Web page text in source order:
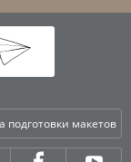
подготовки макетов